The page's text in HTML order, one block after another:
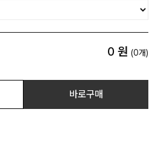
0 원 (0개)
바로구매